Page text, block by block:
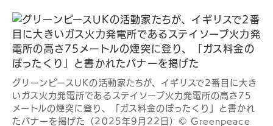
グリーンピースUKの活動家たちが、イギリスで2番目に大き
いガス火力発電所であるステイソープ火力発電所の高さ75
メートルの煙突に登り、「ガス料金のぼったくり」と書かれ
たバナーを掲げた（2025年9月22日）© Greenpeace